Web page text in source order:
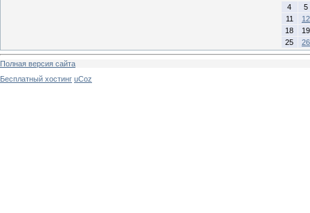
4
5
11
12
18
19
25
26
Полная версия сайта
Бесплатный хостинг uCoz